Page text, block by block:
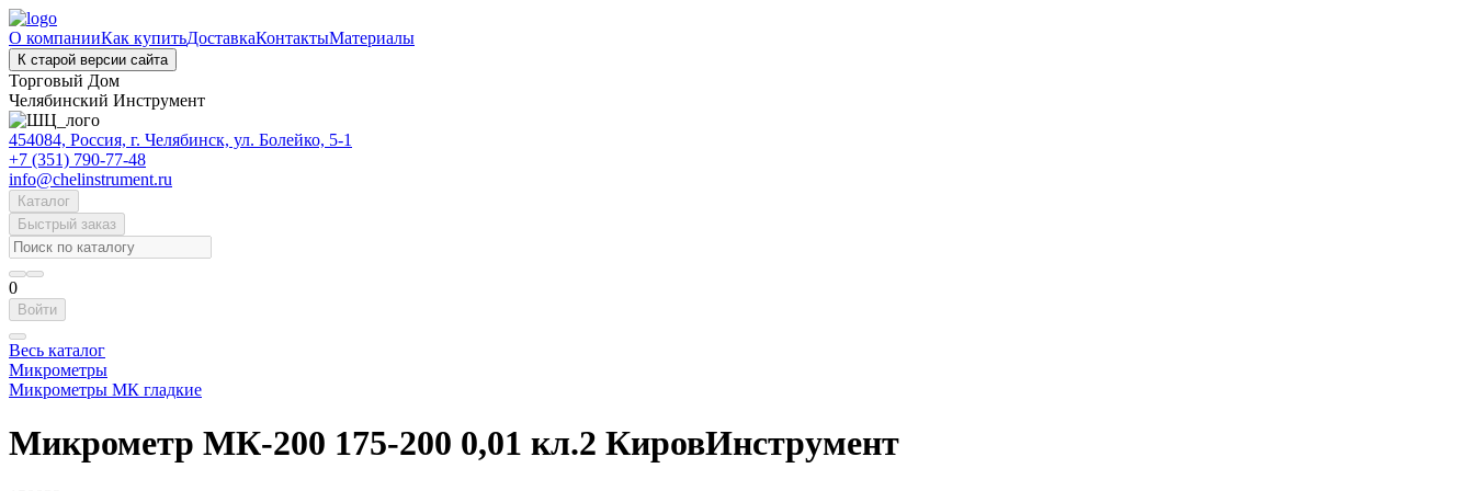
О компанииКак купитьДоставкаКонтактыМатериалы
К старой версии сайта
Торговый Дом
Челябинский Инструмент
454084, Россия, г. Челябинск, ул. Болейко, 5-1
+7 (351) 790-77-48
info@chelinstrument.ru
Каталог
Быстрый заказ
0
Войти
Весь каталог
Микрометры
Микрометры МК гладкие
Микрометр МК-200 175-200 0,01 кл.2 КировИнструмент